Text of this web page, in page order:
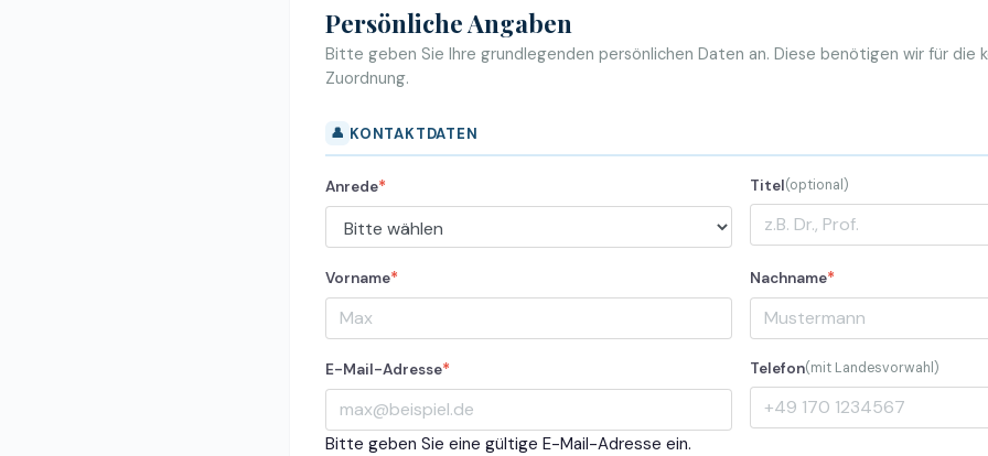
Persönliche Angaben
Bitte geben Sie Ihre grundlegenden persönlichen Daten an. Diese benötigen wir für die
Zuordnung.
👤 KONTAKTDATEN
Anrede* Titel(optional)
Vorname* Nachname*
E-Mail-Adresse*
Bitte geben Sie eine gültige E-Mail-Adresse ein.
Telefon(mit Landesvorwahl)